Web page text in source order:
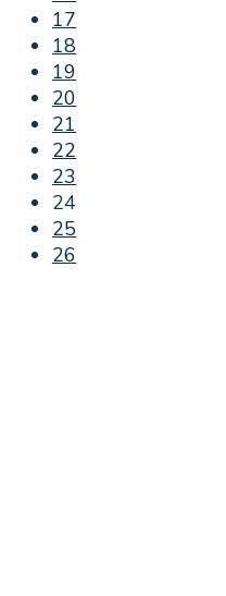
17
18
19
20
21
22
23
24
25
26